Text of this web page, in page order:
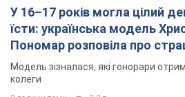
У 16–17 років могла цілий
їсти: українська модель
Пономар розповіла про
модельної кар’єри
Модель зізналася, які гонорари
колеги